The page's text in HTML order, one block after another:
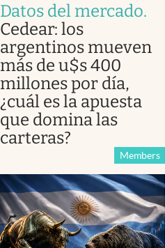
Datos del mercado.
Cedear: los
argentinos mueven
más de u$s 400
millones por día,
¿cuál es la apuesta
que domina las
carteras?
Members